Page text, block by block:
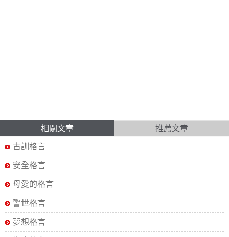
相關文章 推薦文章
古訓格言
安全格言
母愛的格言
警世格言
夢想格言